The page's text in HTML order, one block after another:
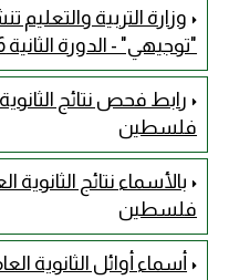
وزارة التربية والتعليم
"توجيهي" - الدورة الثانية 2026
فلسطين
فلسطين
أسماء أوائل الثانوية العامة